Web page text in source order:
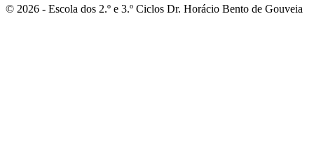
© 2026 - Escola dos 2.º e 3.º Ciclos Dr. Horácio Bento de Gouveia